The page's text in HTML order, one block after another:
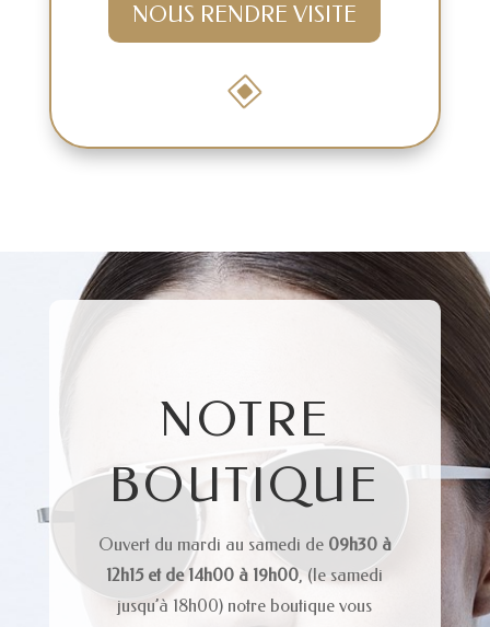
NOUS RENDRE VISITE
W
NOTRE
BOUTIQUE
Ouvert du mardi au samedi de 09h30 à
12h15 et de 14h00 à 19h00, (le samedi
jusqu’à 18h00) notre boutique vous